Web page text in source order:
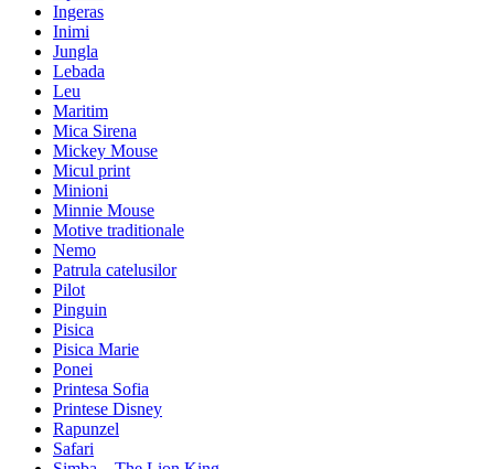
Ingeras
Inimi
Jungla
Lebada
Leu
Maritim
Mica Sirena
Mickey Mouse
Micul print
Minioni
Minnie Mouse
Motive traditionale
Nemo
Patrula catelusilor
Pilot
Pinguin
Pisica
Pisica Marie
Ponei
Printesa Sofia
Printese Disney
Rapunzel
Safari